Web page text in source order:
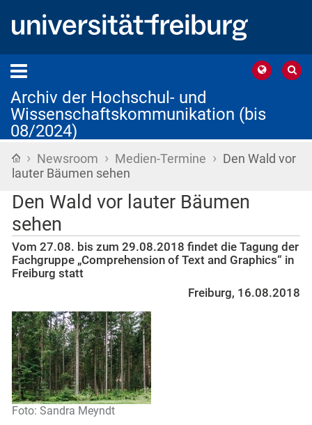
Archiv der Hochschul- und
Wissenschaftskommunikation (bis
08/2024)
Startseite
› Newsroom › Medien-Termine › Den Wald vor
lauter Bäumen sehen
Den Wald vor lauter Bäumen
sehen
Vom 27.08. bis zum 29.08.2018 findet die Tagung der
Fachgruppe „Comprehension of Text and Graphics“ in
Freiburg statt
Freiburg, 16.08.2018
Foto: Sandra Meyndt